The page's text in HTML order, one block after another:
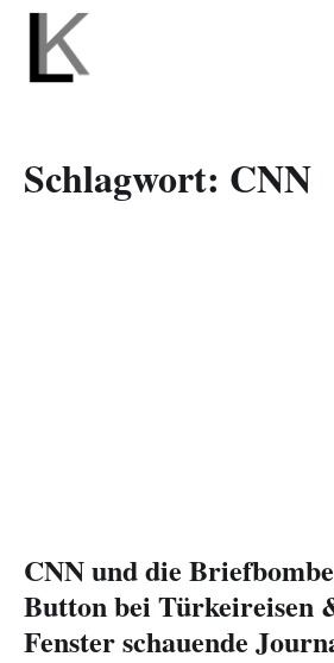
Schlagwort: CNN
CNN und die
Button bei Türkeireisen
Fenster schauende